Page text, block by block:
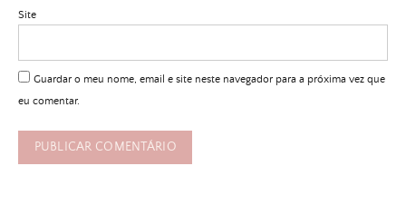
Site
Guardar o meu nome, email e site neste navegador para a próxima vez que
eu comentar.